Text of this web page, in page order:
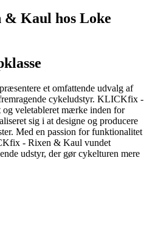
Kaul hos Loke
et omfattende udvalg af
cykeludstyr. KLICKfix -
veletableret mærke inden for
sig i at designe og producere
Med en passion for funktionalitet
- Rixen & Kaul vundet
udstyr, der gør cykelturen mere